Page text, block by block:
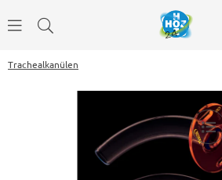
Trachealkanülen